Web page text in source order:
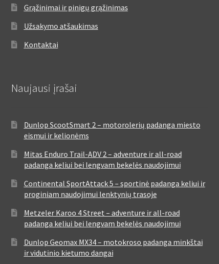
Grąžinimai ir pinigų grąžinimas
Užsakymo atšaukimas
Kontaktai
Naujausi įrašai
Dunlop ScootSmart 2 – motorolerių padanga miesto
eismui ir kelionėms
Mitas Enduro Trail-ADV 2 – adventure ir all-road
padanga keliui bei lengvam bekelės naudojimui
Continental SportAttack 5 – sportinė padanga keliui ir
proginiam naudojimui lenktynių trasoje
Metzeler Karoo 4 Street – adventure ir all-road
padanga keliui bei lengvam bekelės naudojimui
Dunlop Geomax MX34 – motokroso padanga minkštai
ir vidutinio kietumo dangai